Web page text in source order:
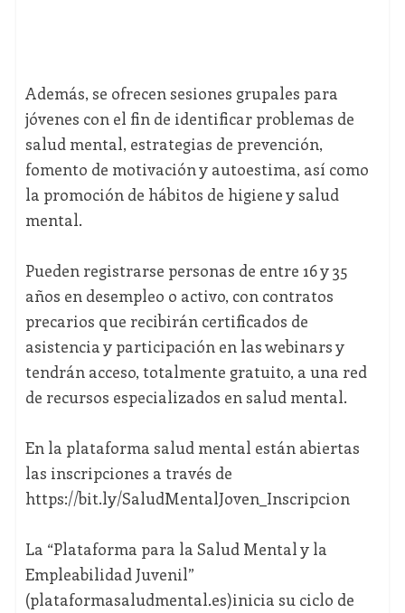
Además, se ofrecen sesiones grupales para
jóvenes con el fin de identificar problemas de
salud mental, estrategias de prevención,
fomento de motivación y autoestima, así como
la promoción de hábitos de higiene y salud
mental.
Pueden registrarse personas de entre 16 y 35
años en desempleo o activo, con contratos
precarios que recibirán certificados de
asistencia y participación en las webinars y
tendrán acceso, totalmente gratuito, a una red
de recursos especializados en salud mental.
En la plataforma salud mental están abiertas
las inscripciones a través de
https://bit.ly/SaludMentalJoven_Inscripcion
La “Plataforma para la Salud Mental y la
Empleabilidad Juvenil”
(plataformasaludmental.es)inicia su ciclo de